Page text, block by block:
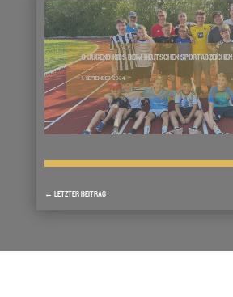
D JUGEND KIDS BEIM DEUTSCHEN SPORTABZEICHEN
1. SEPTEMBER 2024
← LETZTER BEITRAG